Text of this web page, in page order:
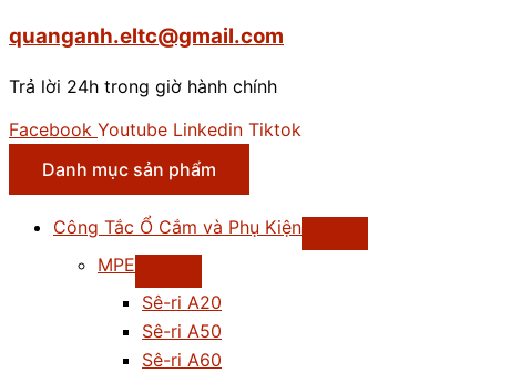
quanganh.eltc@gmail.com
Trả lời 24h trong giờ hành chính
Facebook Youtube Linkedin Tiktok
Danh mục sản phẩm
Công Tắc Ổ Cắm và Phụ Kiện
MPE
Sê-ri A20
Sê-ri A50
Sê-ri A60